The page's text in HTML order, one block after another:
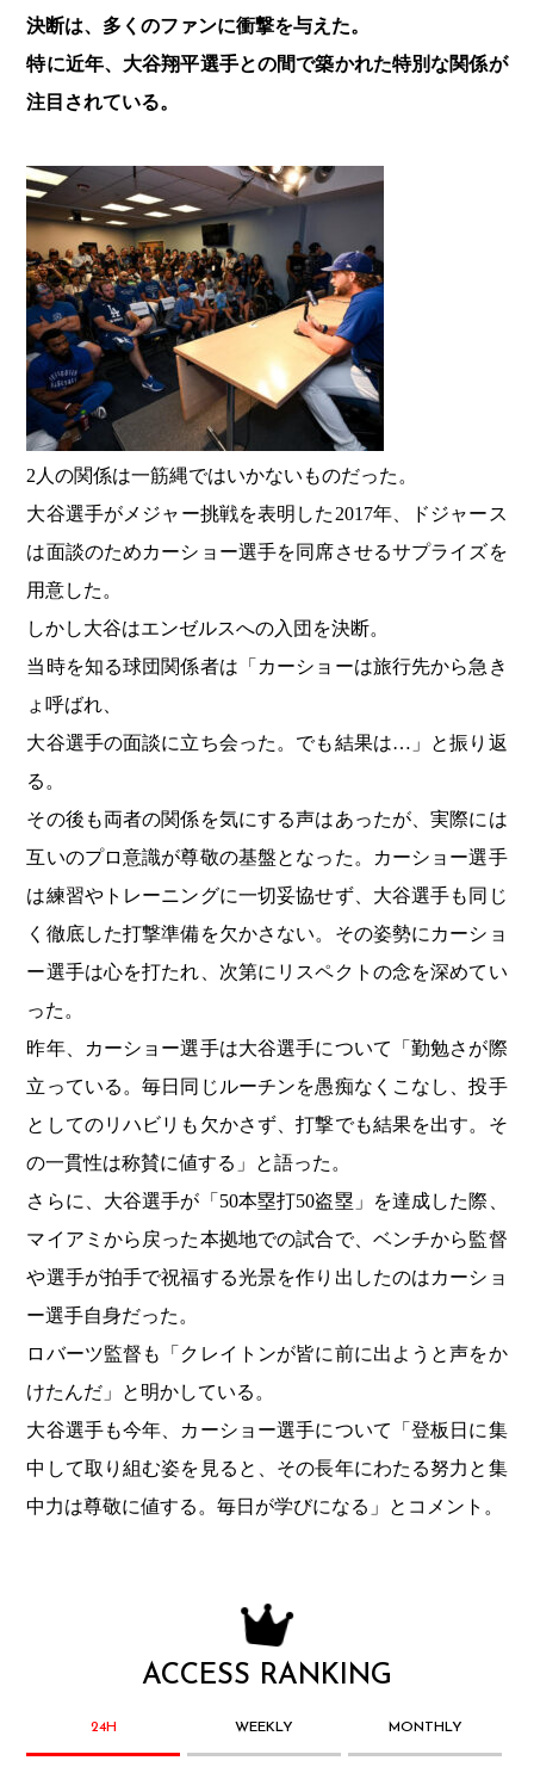
決断は、多くのファンに衝撃を与えた。
特に近年、大谷翔平選手との間で築かれた特別な関係が
注目されている。
2人の関係は一筋縄ではいかないものだった。
大谷選手がメジャー挑戦を表明した2017年、ドジャース
は面談のためカーショー選手を同席させるサプライズを
用意した。
しかし大谷はエンゼルスへの入団を決断。
当時を知る球団関係者は「カーショーは旅行先から急き
ょ呼ばれ、
大谷選手の面談に立ち会った。でも結果は…」と振り返
る。
その後も両者の関係を気にする声はあったが、実際には
互いのプロ意識が尊敬の基盤となった。カーショー選手
は練習やトレーニングに一切妥協せず、大谷選手も同じ
く徹底した打撃準備を欠かさない。その姿勢にカーショ
ー選手は心を打たれ、次第にリスペクトの念を深めてい
った。
昨年、カーショー選手は大谷選手について「勤勉さが際
立っている。毎日同じルーチンを愚痴なくこなし、投手
としてのリハビリも欠かさず、打撃でも結果を出す。そ
の一貫性は称賛に値する」と語った。
さらに、大谷選手が「50本塁打50盗塁」を達成した際、
マイアミから戻った本拠地での試合で、ベンチから監督
や選手が拍手で祝福する光景を作り出したのはカーショ
ー選手自身だった。
ロバーツ監督も「クレイトンが皆に前に出ようと声をか
けたんだ」と明かしている。
大谷選手も今年、カーショー選手について「登板日に集
中して取り組む姿を見ると、その長年にわたる努力と集
中力は尊敬に値する。毎日が学びになる」とコメント。
ACCESS RANKING
24H WEEKLY MONTHLY